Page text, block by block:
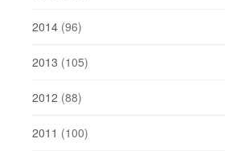
2014 (96)
2013 (105)
2012 (88)
2011 (100)